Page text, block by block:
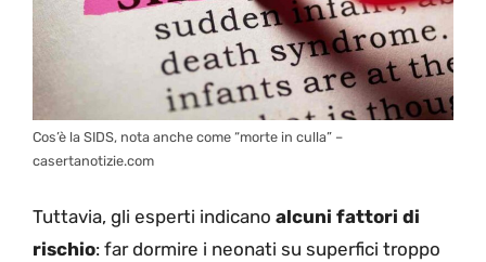
Cos’è la SIDS, nota anche come “morte in culla” –
casertanotizie.com
Tuttavia, gli esperti indicano alcuni fattori di
rischio: far dormire i neonati su superfici troppo